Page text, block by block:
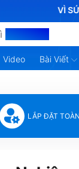
VÌ SỨC
hôm nay?
Video Bài Viết
LẮP ĐẶT